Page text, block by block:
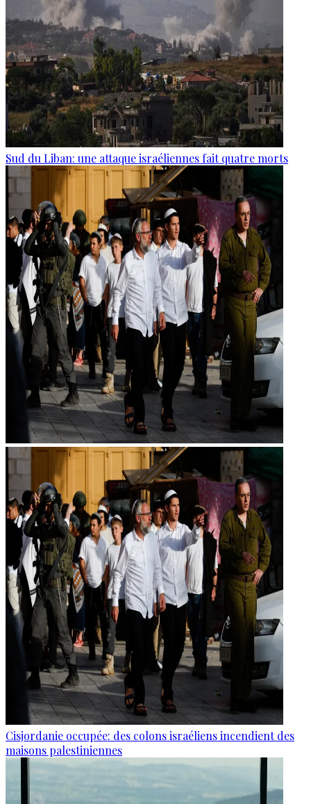
Sud du Liban: une attaque israéliennes fait quatre morts
Cisjordanie occupée: des colons israéliens incendient des
maisons palestiniennes